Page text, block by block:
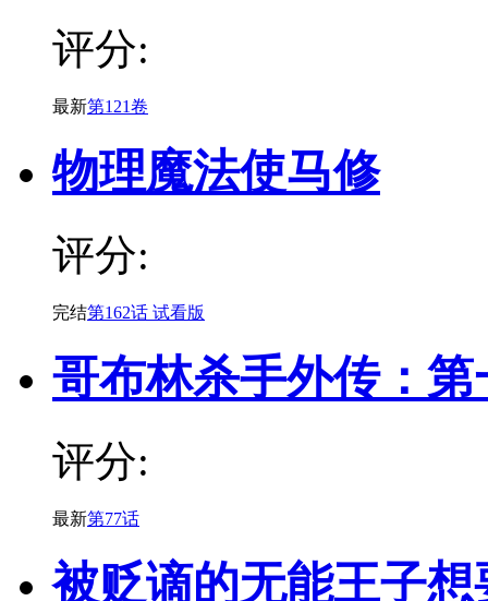
评分:
最新第121卷
物理魔法使马修
评分:
完结第162话 试看版
哥布林杀手外传：第
评分:
最新第77话
被贬谪的无能王子